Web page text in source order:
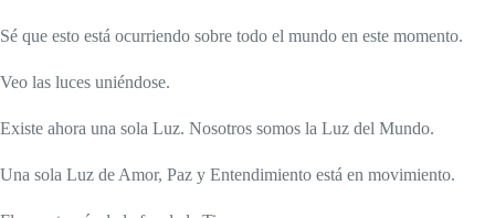
Sé que esto está ocurriendo sobre todo el mundo en este momento.
Veo las luces uniéndose.
Existe ahora una sola Luz. Nosotros somos la Luz del Mundo.
Una sola Luz de Amor, Paz y Entendimiento está en movimiento.